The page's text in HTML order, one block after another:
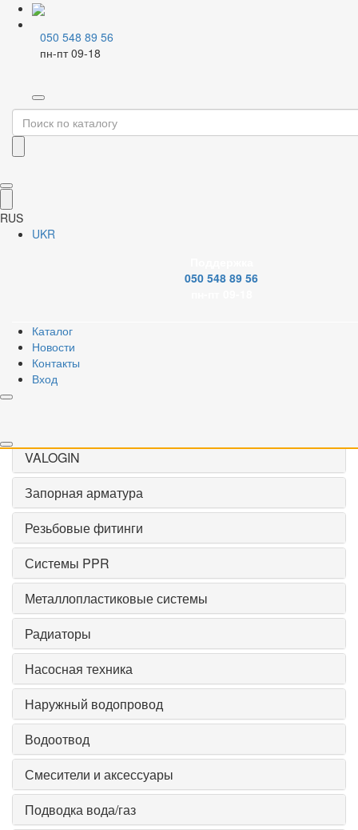
050 548 89 56
пн-пт 09-18
RUS
UKR
050 548 89 56
Каталог
Новости
Контакты
Вход
Главная Каталог
Коллекторные группы
Коллекторные группы в сборе
Применить
VALOGIN
Запорная арматура
Резьбовые фитинги
Системы PPR
Металлопластиковые системы
Радиаторы
Насосная техника
Наружный водопровод
Водоотвод
Смесители и аксессуары
Подводка вода/газ